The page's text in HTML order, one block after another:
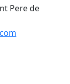
Pere de